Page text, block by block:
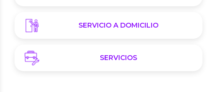
SERVICIO A DOMICILIO
SERVICIOS